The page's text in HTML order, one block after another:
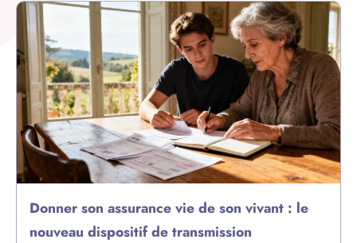
Donner son assurance vie de son vivant : le
nouveau dispositif de transmission